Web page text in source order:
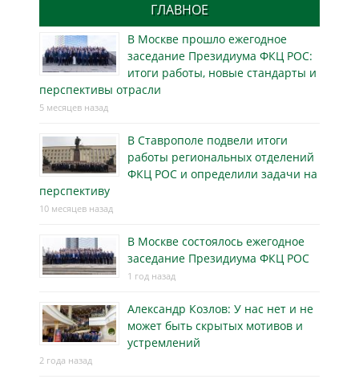
ГЛАВНОЕ
В Москве прошло ежегодное
заседание Президиума ФКЦ РОС:
итоги работы, новые стандарты и
перспективы отрасли
5 месяцев назад
В Ставрополе подвели итоги
работы региональных отделений
ФКЦ РОС и определили задачи на
перспективу
10 месяцев назад
В Москве состоялось ежегодное
заседание Президиума ФКЦ РОС
1 год назад
Александр Козлов: У нас нет и не
может быть скрытых мотивов и
устремлений
2 года назад